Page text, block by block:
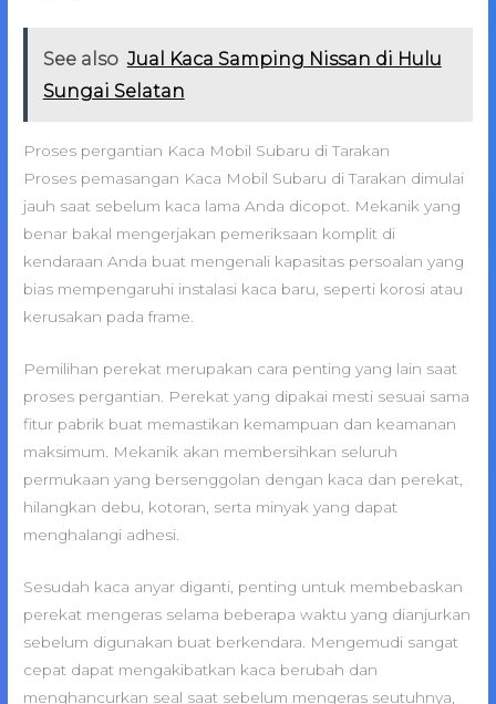
See also Jual Kaca Samping Nissan di Hulu
Sungai Selatan
Proses pergantian Kaca Mobil Subaru di Tarakan
Proses pemasangan Kaca Mobil Subaru di Tarakan dimulai
jauh saat sebelum kaca lama Anda dicopot. Mekanik yang
benar bakal mengerjakan pemeriksaan komplit di
kendaraan Anda buat mengenali kapasitas persoalan yang
bias mempengaruhi instalasi kaca baru, seperti korosi atau
kerusakan pada frame.
Pemilihan perekat merupakan cara penting yang lain saat
proses pergantian. Perekat yang dipakai mesti sesuai sama
fitur pabrik buat memastikan kemampuan dan keamanan
maksimum. Mekanik akan membersihkan seluruh
permukaan yang bersenggolan dengan kaca dan perekat,
hilangkan debu, kotoran, serta minyak yang dapat
menghalangi adhesi.
Sesudah kaca anyar diganti, penting untuk membebaskan
perekat mengeras selama beberapa waktu yang dianjurkan
sebelum digunakan buat berkendara. Mengemudi sangat
cepat dapat mengakibatkan kaca berubah dan
menghancurkan seal saat sebelum mengeras seutuhnya,